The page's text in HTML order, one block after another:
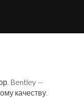
Bentley —
качеству.